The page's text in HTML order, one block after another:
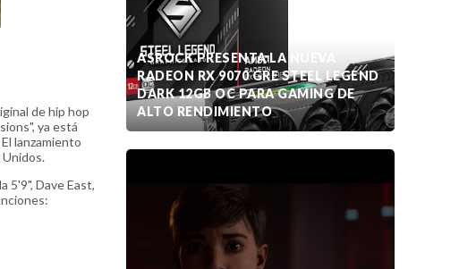
de hip hop
ya está
lanzamiento
5'9", Dave East,
ASROCK PRESENTA LA NUEVA
RADEON RX 9070 GRE STEEL LEGEND
DARK 12GB OC PARA GAMING DE
ALTO RENDIMIENTO